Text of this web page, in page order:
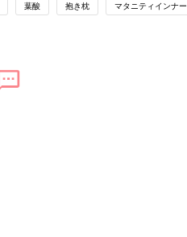
葉酸 抱き枕 マタニティインナー